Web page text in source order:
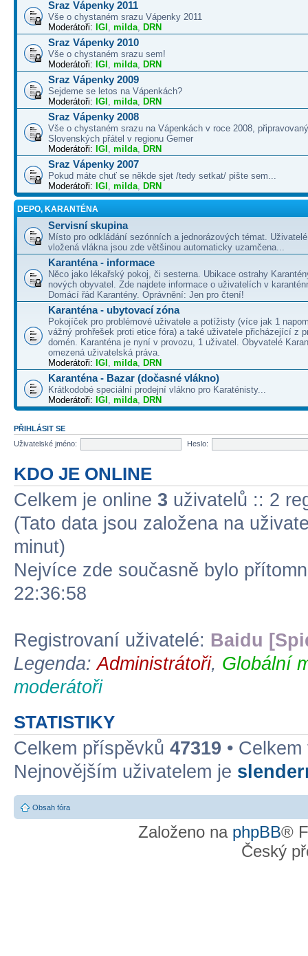
Sraz Vápenky 2011
Vše o chystaném srazu Vápenky 2011
Moderátoři: IGI , milda, DRN
Sraz Vápenky 2010
Vše o chystaném srazu sem!
Moderátoři: IGI , milda, DRN
Sraz Vápenky 2009
Sejdeme se letos na Vápenkách?
Moderátoři: IGI , milda, DRN
Sraz Vápenky 2008
Vše o chystaném srazu na Vápenkách v roce 2008,
Slovenských přátel v regionu Gemer
Moderátoři: IGI , milda, DRN
Sraz Vápenky 2007
Pokud máte chuť se někde sjet /tedy setkat/ pište sem...
Moderátoři: IGI , milda, DRN
DEPO, KARANTÉNA
Servisní skupina
Místo pro odkládání sezónních a jednorázových témat.
vložená vlákna jsou zde většinou automaticky uzamčena...
Karanténa - informace
Něco jako lékařský pokoj, či sesterna. Ubikace ostrahy
nových obyvatel. Zde najdete informace o uživatelích v
Domácí řád Karantény. Oprávnění: Jen pro čtení!
Karanténa - ubytovací zóna
Pokojíček pro problémové uživatele a potížisty (více jak 1
vážný prohřešek proti etice fóra) a také uživatele přicházející z
domén. Karanténa je nyní v provozu, 1 uživatel. Obyvatelé
omezená uživatelská práva.
Moderátoři: IGI , milda, DRN
Karanténa - Bazar (dočasné vlákno)
Krátkodobé speciální prodejní vlákno pro Karaténisty...
Moderátoři: IGI , milda, DRN
PŘIHLÁSIT SE
Uživatelské jméno:
Heslo:
KDO JE ONLINE
Celkem je online 3 uživatelů :: 2
(Tato data jsou založena na
minut)
Nejvíce zde současně bylo
22:36:58
Registrovaní uživatelé: Baidu
Legenda:Administrátoři, Globální
moderátoři
STATISTIKY
Celkem příspěvků 47319 •
Nejnovějším uživatelem je
Obsah fóra
Založeno na phpBB®
Český